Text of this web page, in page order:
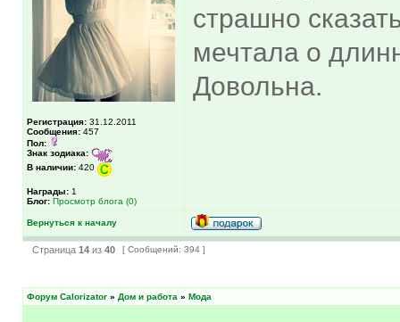
Регистрация: 31.12.2011
Сообщения: 457
Пол:
Знак зодиака:
В наличии: 420
Награды: 1
Блог: Просмотр блога (0)
страшно
мечтала о
Довольна.
Вернуться к началу
Страница 14 из 40 [ Сообщений: 394 ]
Форум Calorizator » Дом и работа » Мода